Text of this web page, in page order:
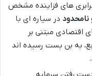
های فزاینده مشخص
نامحدود در سیاره ای با
اقتصادی مبتنی بر
به بن بست رسیده اند